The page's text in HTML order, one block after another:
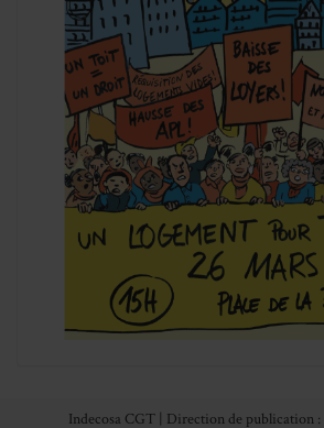
Indecosa CGT | Direction de publication